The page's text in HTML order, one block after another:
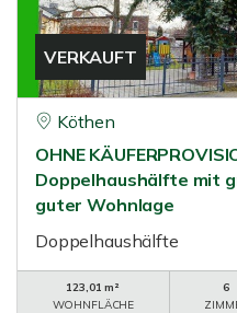
VERKAUFT
Köthen
OHNE
Doppelhaushälfte mit
guter Wohnlage
Doppelhaushälfte
123,01 m²
WOHNFLÄCHE
6